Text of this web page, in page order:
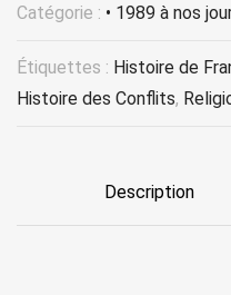
Catégorie : • 1989 à nos
Étiquettes : Histoire de
Histoire des Conflits,
Description